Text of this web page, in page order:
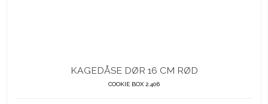
KAGEDÅSE DØR 16 CM RØD
COOKIE BOX 2.406